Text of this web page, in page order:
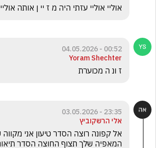
אוליי אוליי עזתי היה מ ז יי ן אותה אוליי
00:52 - 04.05.2026
Yoram Shechter
ז ונ ה מכוערת
23:35 - 03.05.2026
אלי הרשקוביץ